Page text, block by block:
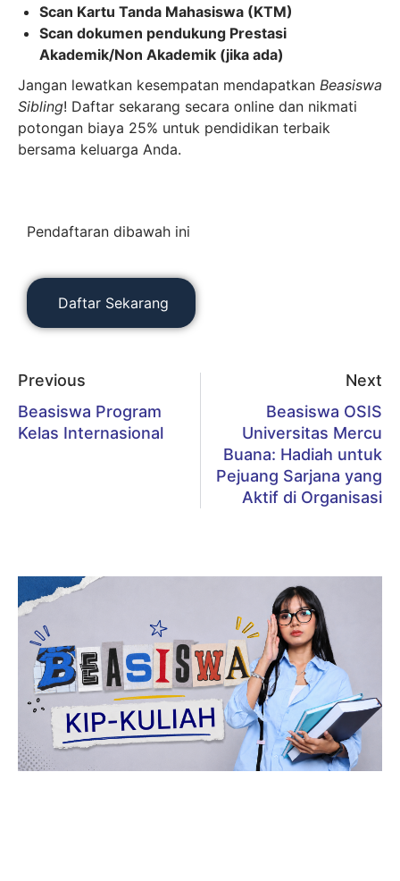
Scan Kartu Tanda Mahasiswa (KTM)
Scan dokumen pendukung Prestasi
Akademik/Non Akademik (jika ada)
Jangan lewatkan kesempatan mendapatkan Beasiswa
Sibling! Daftar sekarang secara online dan nikmati
potongan biaya 25% untuk pendidikan terbaik
bersama keluarga Anda.
Pendaftaran dibawah ini
Daftar Sekarang
Previous
Beasiswa Program
Kelas Internasional
Next
Beasiswa OSIS
Universitas Mercu
Buana: Hadiah untuk
Pejuang Sarjana yang
Aktif di Organisasi